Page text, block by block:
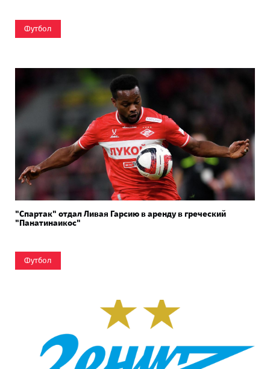
Футбол
"Спартак" отдал Ливая Гарсию в аренду в греческий
"Панатинаикос"
Футбол